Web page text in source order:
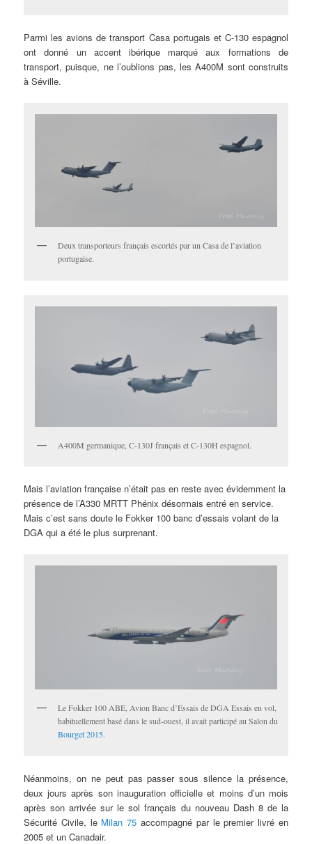
Parmi les avions de transport Casa portugais et C-130 espagnol
ont donné un accent ibérique marqué aux formations de
transport, puisque, ne l’oublions pas, les A400M sont construits
à Séville.
Deux transporteurs français escortés par un Casa de l’aviation
portugaise.
A400M germanique, C-130J français et C-130H espagnol.
Mais l’aviation française n’était pas en reste avec évidemment la
présence de l’A330 MRTT Phénix désormais entré en service.
Mais c’est sans doute le Fokker 100 banc d’essais volant de la
DGA qui a été le plus surprenant.
Le Fokker 100 ABE, Avion Banc d’Essais de DGA Essais en vol,
habituellement basé dans le sud-ouest, il avait participé au Salon du
Bourget 2015.
Néanmoins, on ne peut pas passer sous silence la présence,
deux jours après son inauguration officielle et moins d’un mois
après son arrivée sur le sol français du nouveau Dash 8 de la
Sécurité Civile, leMilan 75 accompagné par le premier livré en
2005 et un Canadair.